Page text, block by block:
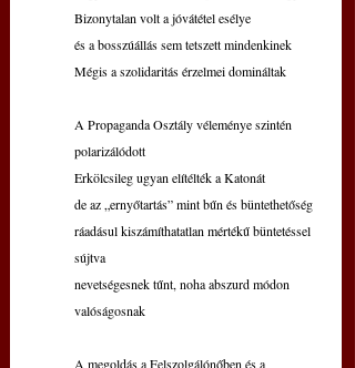
Bizonytalan volt a jóvátétel esélye
és a bosszúállás sem tetszett mindenkinek
Mégis a szolidaritás érzelmei domináltak
A Propaganda Osztály véleménye szintén
polarizálódott
Erkölcsileg ugyan elítélték a Katonát
de az „ernyőtartás” mint bűn és büntethetőség
ráadásul kiszámíthatatlan mértékű büntetéssel
sújtva
nevetségesnek tűnt, noha abszurd módon
valóságosnak
A megoldás a Felszolgálónőben és a